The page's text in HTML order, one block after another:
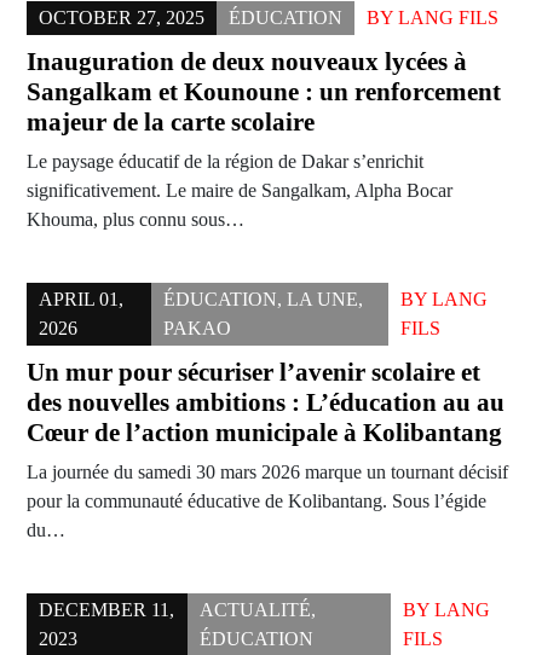
OCTOBER 27, 2025 ÉDUCATION BY LANG FILS
Inauguration de deux nouveaux lycées à
Sangalkam et Kounoune : un renforcement
majeur de la carte scolaire
Le paysage éducatif de la région de Dakar s’enrichit
significativement. Le maire de Sangalkam, Alpha Bocar
Khouma, plus connu sous…
APRIL 01,
2026
ÉDUCATION, LA UNE,
PAKAO
BY LANG
FILS
Un mur pour sécuriser l’avenir scolaire et
des nouvelles ambitions : L’éducation au au
Cœur de l’action municipale à Kolibantang
La journée du samedi 30 mars 2026 marque un tournant décisif
pour la communauté éducative de Kolibantang. Sous l’égide
du…
DECEMBER 11,
2023
ACTUALITÉ,
ÉDUCATION
BY LANG
FILS